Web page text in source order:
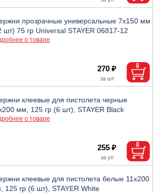
прозрачные универсальные 7х150 мм
шт) 75 гр Universal STAYER 06817-12
о товаре
270 ₽
клеевые для пистолета черные
мм, 125 гр (6 шт), STAYER Black
о товаре
255 ₽
клеевые для пистолета белые 11х200
125 гр (6 шт), STAYER White